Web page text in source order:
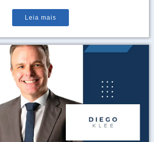
Leia mais